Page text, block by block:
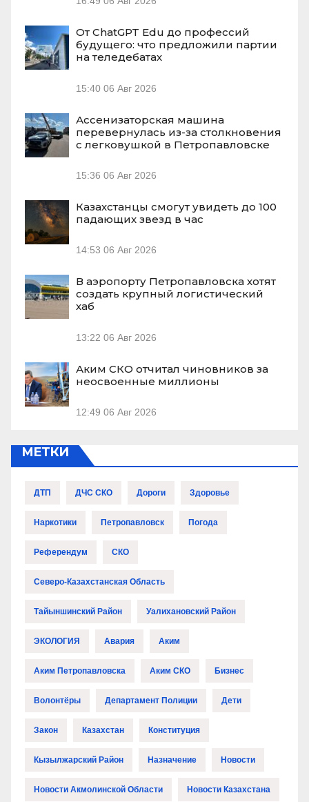
От ChatGPT Edu до профессий
будущего: что предложили партии
на теледебатах
15:40 06 Авг 2026
Ассенизаторская машина
перевернулась из-за столкновения
с легковушкой в Петропавловске
15:36 06 Авг 2026
Казахстанцы смогут увидеть до 100
падающих звезд в час
14:53 06 Авг 2026
В аэропорту Петропавловска хотят
создать крупный логистический
хаб
13:22 06 Авг 2026
Аким СКО отчитал чиновников за
неосвоенные миллионы
12:49 06 Авг 2026
МЕТКИ
ДТП ДЧС СКО Дороги Здоровье
Наркотики Петропавловск Погода
Референдум СКО
Северо-Казахстанская Область
Тайыншинский Район Уалихановский Район
ЭКОЛОГИЯ Авария Аким
Аким Петропавловска Аким СКО Бизнес
Волонтёры Департамент Полиции Дети
Закон Казахстан Конституция
Кызылжарский Район Назначение Новости
Новости Акмолинской Области Новости Казахстана